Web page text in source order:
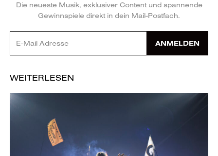
Die neueste Musik, exklusiver Content und spannende
Gewinnspiele direkt in dein Mail-Postfach.
ANMELDEN
WEITERLESEN